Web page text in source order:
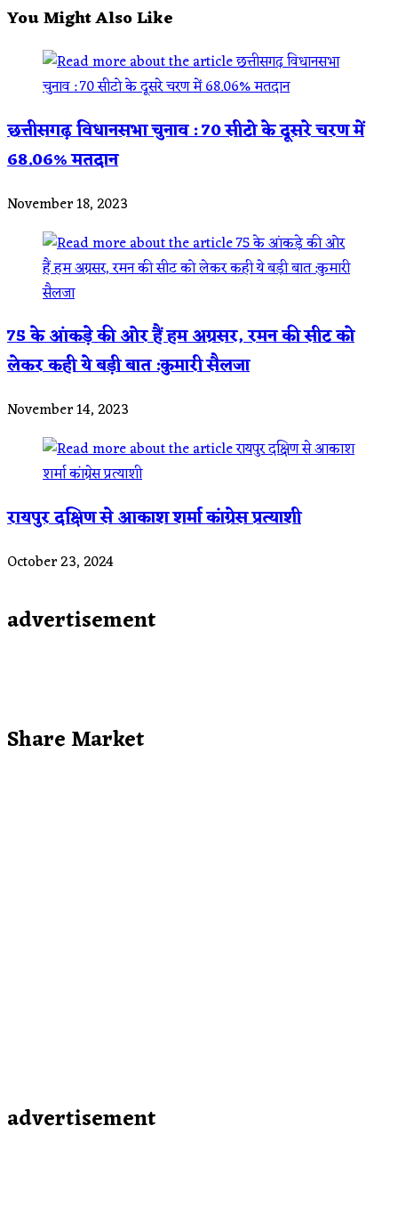
You Might Also Like
छत्तीसगढ़ विधानसभा चुनाव : 70 सीटो के दूसरे चरण में
68.06% मतदान
November 18, 2023
75 के आंकड़े की ओर हैं हम अग्रसर, रमन की सीट को
लेकर कही ये बड़ी बात :कुमारी सैलजा
November 14, 2023
रायपुर दक्षिण से आकाश शर्मा कांग्रेस प्रत्याशी
October 23, 2024
advertisement
Share Market
advertisement